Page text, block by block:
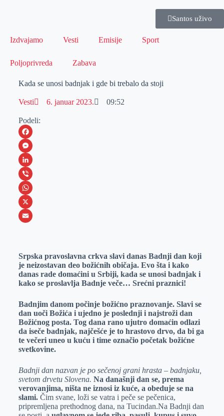
Santos uživo
Izdvajamo Vesti Emisije Sport
Poljoprivreda Zabava
Kada se unosi badnjak i gde bi trebalo da stoji
Vesti 6. januar 2023. 09:52
Podeli:
F
a
c
e
b
o
M
e
s
s
e
e
r
L
i
n
k
I
n
V
i
b
W
h
s
A
p
p
X
a
i
l
Srpska pravoslavna crkva slavi danas Badnji dan koji
je neizostavan deo božićnih običaja. Evo šta i kako
danas rade domaćini u Srbiji, kada se unosi badnjak i
kako se proslavlja Badnje veče… Srećni praznici!
Badnjim danom počinje božićno praznovanje. Slavi se
dan uoči Božića i ujedno je poslednji i najstroži dan
Božićnog posta. Tog dana rano ujutro domaćin odlazi
da iseče badnjak, najčešće je to hrastovo drvo, da bi ga
te večeri uneo u kuću i time označio početak božićne
svetkovine.
Badnji dan nazvan je po sečenoj grani hrasta – badnjaku,
svetom drvetu Slovena. Na današnji dan se, prema
verovanjima, ništa ne iznosi iz kuće, a obeduje se na
slami. Čim svane, loži se vatra i peče se pečenica,
pripremljena prethodnog dana, na Tucindan.Na Badnji dan